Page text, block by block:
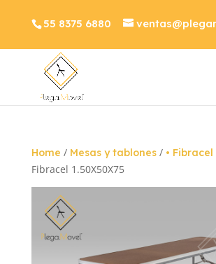
55 8375 6880
Home / Mesas y tablones/ • Fibracel
Fibracel 1.50X50X75